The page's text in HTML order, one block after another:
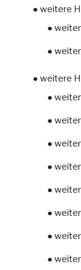
● weitere
●
●
● weitere
●
●
●
●
●
●
●
●